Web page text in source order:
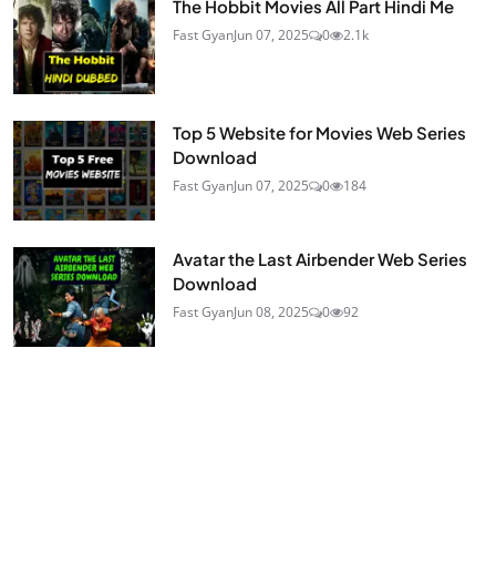
The Hobbit Movies All Part Hindi Me
Fast GyanJun 07, 2025 0 2.1k
Top 5 Website for Movies Web Series
Download
Fast GyanJun 07, 2025 0 184
Avatar the Last Airbender Web Series
Download
Fast GyanJun 08, 2025 0 92